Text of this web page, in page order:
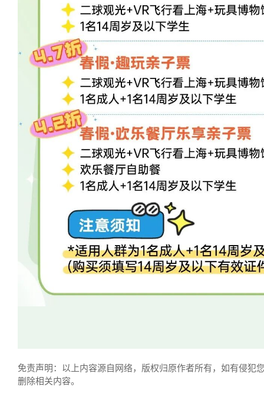
免责声明：以上内容源自网络，版权归原作者所有，如有侵犯
删除相关内容。